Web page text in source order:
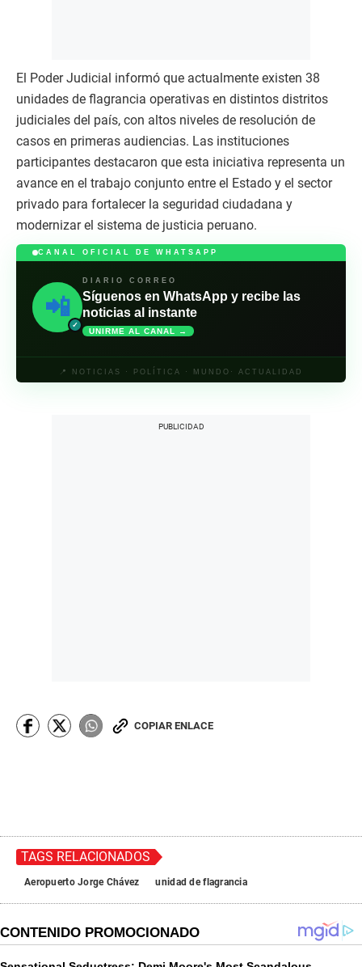
El Poder Judicial informó que actualmente existen 38
unidades de flagrancia operativas en distintos distritos
judiciales del país, con altos niveles de resolución de
casos en primeras audiencias. Las instituciones
participantes destacaron que esta iniciativa representa un
avance en el trabajo conjunto entre el Estado y el sector
privado para fortalecer la seguridad ciudadana y
modernizar el sistema de justicia peruano.
CANAL OFICIAL DE WHATSAPP
📲
✓
DIARIO CORREO
Síguenos en WhatsApp y recibe las
noticias al instante
UNIRME AL CANAL →
📍 NOTICIAS · POLÍTICA · MUNDO· ACTUALIDAD
COPIAR ENLACE
TAGS RELACIONADOS
Aeropuerto Jorge Chávez unidad de flagrancia